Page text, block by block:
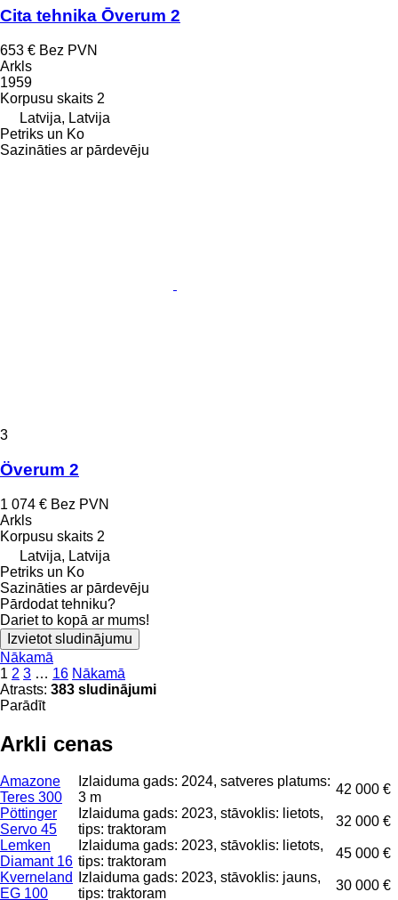
Cita tehnika Ōverum 2
653 € Bez PVN
Arkls
1959
Korpusu skaits 2
Latvija, Latvija
Petriks un Ko
Sazināties ar pārdevēju
3
Överum 2
1 074 € Bez PVN
Arkls
Korpusu skaits 2
Latvija, Latvija
Petriks un Ko
Sazināties ar pārdevēju
Pārdodat tehniku?
Dariet to kopā ar mums!
Izvietot sludinājumu
Nākamā
1 2 3 … 16 Nākamā
Atrasts: 383 sludinājumi
Parādīt
Arkli cenas
Amazone
Teres 300
Izlaiduma gads: 2024, satveres platums:
3 m
42 000 €
Pöttinger
Servo 45
Izlaiduma gads: 2023, stāvoklis: lietots,
tips: traktoram
32 000 €
Lemken
Diamant 16
Izlaiduma gads: 2023, stāvoklis: lietots,
tips: traktoram
45 000 €
Kverneland
EG 100
Izlaiduma gads: 2023, stāvoklis: jauns,
tips: traktoram
30 000 €